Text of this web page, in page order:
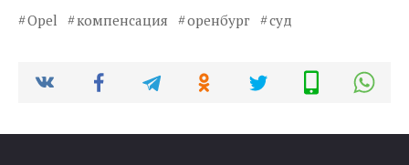
Opel компенсация оренбург суд